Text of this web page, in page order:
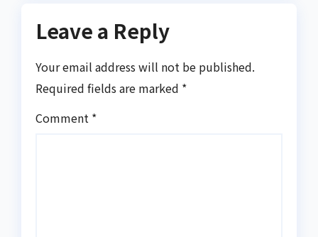
Leave a Reply
Your email address will not be published.
Required fields are marked *
Comment *